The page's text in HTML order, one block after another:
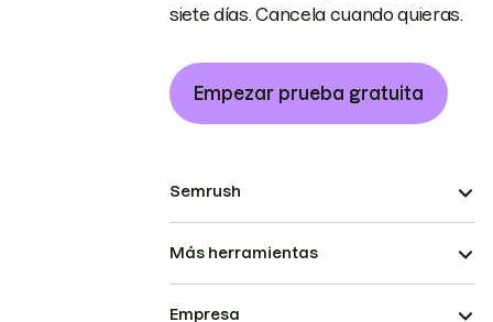
siete días. Cancela cuando quieras.
Empezar prueba gratuita
Semrush
Más herramientas
Empresa